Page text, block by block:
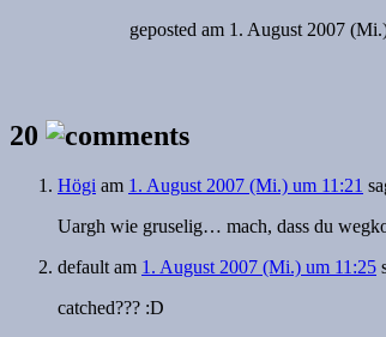
geposted am 1. August 2007
20
Högi am 1. August 2007 (Mi.) um 11:21
Uargh wie gruselig… mach, dass du
defaultam 1. August 2007 (Mi.) um 11:25
catched??? :D